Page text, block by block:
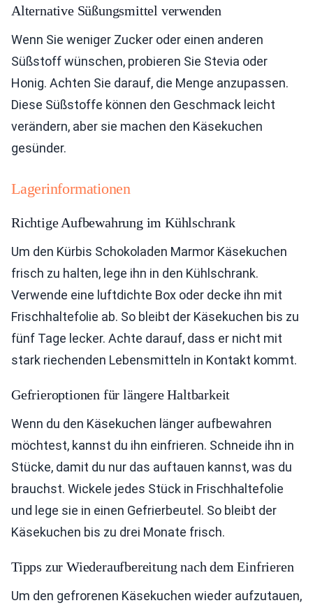
Alternative Süßungsmittel verwenden
Wenn Sie weniger Zucker oder einen anderen
Süßstoff wünschen, probieren Sie Stevia oder
Honig. Achten Sie darauf, die Menge anzupassen.
Diese Süßstoffe können den Geschmack leicht
verändern, aber sie machen den Käsekuchen
gesünder.
Lagerinformationen
Richtige Aufbewahrung im Kühlschrank
Um den Kürbis Schokoladen Marmor Käsekuchen
frisch zu halten, lege ihn in den Kühlschrank.
Verwende eine luftdichte Box oder decke ihn mit
Frischhaltefolie ab. So bleibt der Käsekuchen bis zu
fünf Tage lecker. Achte darauf, dass er nicht mit
stark riechenden Lebensmitteln in Kontakt kommt.
Gefrieroptionen für längere Haltbarkeit
Wenn du den Käsekuchen länger aufbewahren
möchtest, kannst du ihn einfrieren. Schneide ihn in
Stücke, damit du nur das auftauen kannst, was du
brauchst. Wickele jedes Stück in Frischhaltefolie
und lege sie in einen Gefrierbeutel. So bleibt der
Käsekuchen bis zu drei Monate frisch.
Tipps zur Wiederaufbereitung nach dem Einfrieren
Um den gefrorenen Käsekuchen wieder aufzutauen,